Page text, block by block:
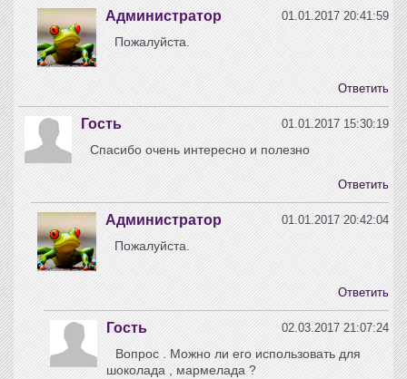
Администратор 01.01.2017 20:41:59
Пожалуйста.
Ответить
Гость 01.01.2017 15:30:19
Спасибо очень интересно и полезно
Ответить
Администратор 01.01.2017 20:42:04
Пожалуйста.
Ответить
Гость 02.03.2017 21:07:24
Вопрос . Можно ли его использовать для
шоколада , мармелада ?